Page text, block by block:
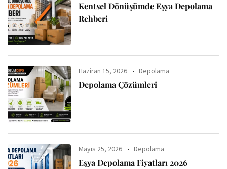
Kentsel Dönüşümde Eşya Depolama
Rehberi
Haziran 15, 2026 Depolama
Depolama Çözümleri
Mayıs 25, 2026 Depolama
Eşya Depolama Fiyatları 2026